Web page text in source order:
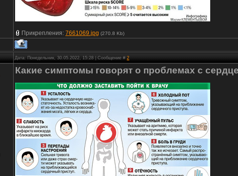
Прикрепления: 7661069.jpg (270.8 Kb)
Дата: Понедельник, 30.05.2022, 15:28 | Сообщение # 2
Какие симптомы говорят о проблемах с